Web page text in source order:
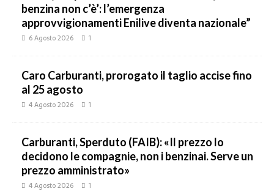
benzina non c’è’: l’emergenza
approvvigionamenti Enilive diventa nazionale”
6 Agosto 2026 1
Caro Carburanti, prorogato il taglio accise fino
al 25 agosto
4 Agosto 2026 1
Carburanti, Sperduto (FAIB): «Il prezzo lo
decidono le compagnie, non i benzinai. Serve un
prezzo amministrato»
4 Agosto 2026 1